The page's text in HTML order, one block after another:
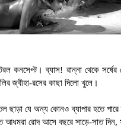
কনসেপ্ট।ব্যাস! রান্না থেকে
জ্বীহা-রসের কাছা দিলো খুলে।
ছাড়া যে অন্য কোনও ব্যাপার হতে
আধমরা রোদ আসে বছরে সাড়ে-সাত দিন,